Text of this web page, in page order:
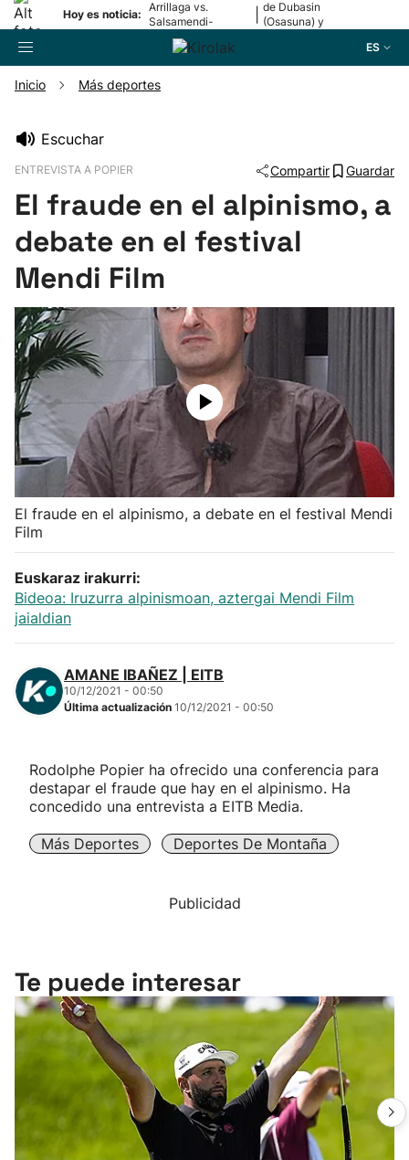
Hoy es noticia:
Arrillaga vs.
Salsamendi-
Bergara y Erasun
vs. Gaminde
de Dubasin
(Osasuna) y
ES
Pelota
Remo
Baloncesto
Ciclismo
Herri-kirolak
Balonmano
Kirolak 360
Atletismo
Carreras de montaña
Más deportes
Inicio Más deportes
Escuchar
ENTREVISTA A POPIER Compartir Guardar
El fraude en el alpinismo, a
debate en el festival
Mendi Film
El fraude en el alpinismo, a debate en el festival Mendi
Film
Euskaraz irakurri:
Bideoa: Iruzurra alpinismoan, aztergai Mendi Film
jaialdian
AMANE IBAÑEZ | EITB
10/12/2021 - 00:50
Última actualización 10/12/2021 - 00:50
Rodolphe Popier ha ofrecido una conferencia para
destapar el fraude que hay en el alpinismo. Ha
concedido una entrevista a EITB Media.
Más Deportes Deportes De Montaña
Publicidad
Te puede interesar